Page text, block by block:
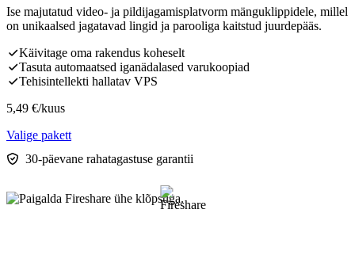
Ise majutatud video- ja pildijagamisplatvorm mänguklippidele, millel
on unikaalsed jagatavad lingid ja parooliga kaitstud juurdepääs.
Käivitage oma rakendus koheselt
Tasuta automaatsed iganädalased varukoopiad
Tehisintellekti hallatav VPS
5,49 €/kuus
Valige pakett
30-päevane rahatagastuse garantii